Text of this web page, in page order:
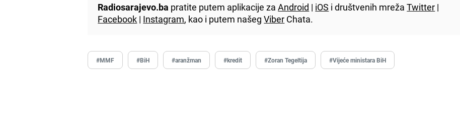
Radiosarajevo.ba pratite putem aplikacije zaAndroid | iOS i društvenih mrežaTwitter |
Facebook | Instagram, kao i putem našegViber Chata.
#MMF #BiH #aranžman #kredit #Zoran Tegeltija #Vijeće ministara BiH